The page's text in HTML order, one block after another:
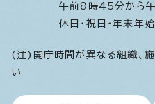
午前8時45分から
休日・祝日・年末年
(注)開庁時間が異なる組織、
い